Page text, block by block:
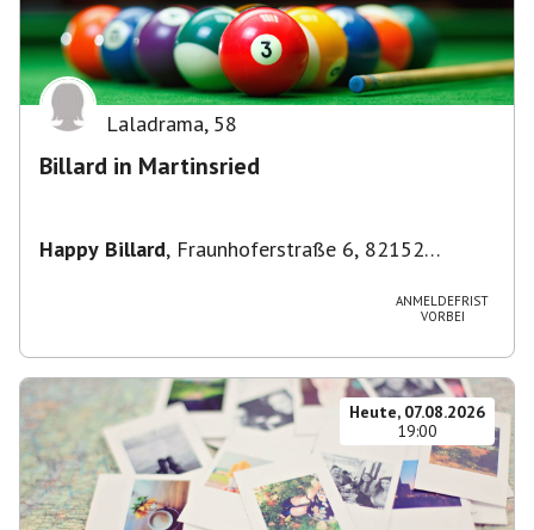
Laladrama, 58
Billard in Martinsried
Happy Billard, Fraunhoferstraße 6, 82152
ANMELDEFRIST
VORBEI
Heute, 07.08.2026
19:00